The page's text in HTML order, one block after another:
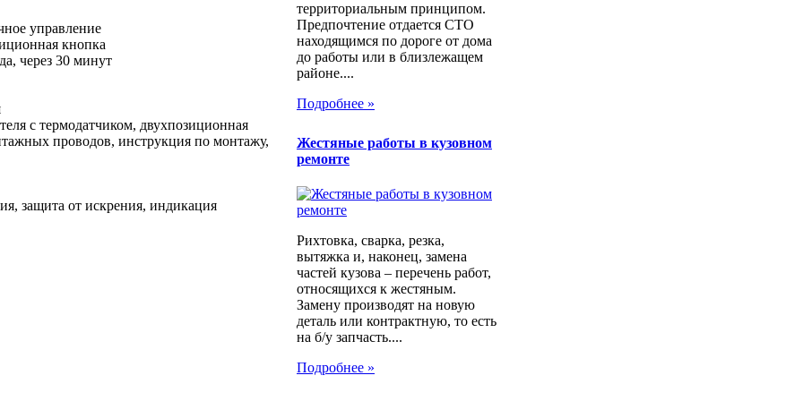
управление
кнопка
через 30 минут
c термодатчиком, двухпозиционная
проводов, инструкция по монтажу,
защита от искрения, индикация
территориальным принципом.
Предпочтение отдается СТО
находящимся по дороге от дома
до работы или в близлежащем
районе....
Подробнее »
Жестяные работы в кузовном
ремонте
Рихтовка, сварка, резка,
вытяжка и, наконец, замена
частей кузова – перечень работ,
относящихся к жестяным.
Замену производят на новую
деталь или контрактную, то есть
на б/у запчасть....
Подробнее »